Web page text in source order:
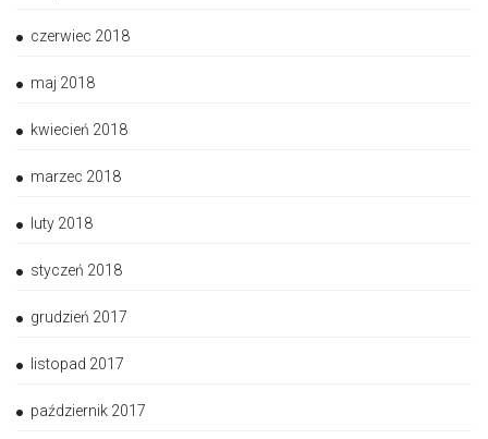
czerwiec 2018
maj 2018
kwiecień 2018
marzec 2018
luty 2018
styczeń 2018
grudzień 2017
listopad 2017
październik 2017